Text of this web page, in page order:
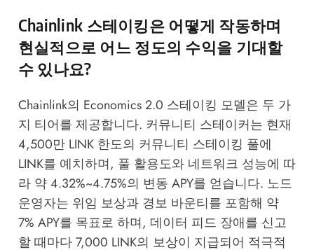
Chainlink 스테이킹은 어떻게 작동하며
현실적으로 어느 정도의 수익을 기대할
수 있나요?
Chainlink의 Economics 2.0 스테이킹 모델은 두 가
지 티어를 제공합니다. 커뮤니티 스테이커는 현재
4,500만 LINK 한도의 커뮤니티 스테이킹 풀에
LINK를 예치하며, 풀 활용도와 네트워크 성능에 따
라 약 4.32%~4.75%의 변동 APY를 얻습니다. 노드
운영자는 위임 보상과 경보 바운티를 포함해 약
7% APY를 목표로 하며, 데이터 피드 장애를 신고
할 때마다 7,000 LINK의 보상이 지급되어 적극적